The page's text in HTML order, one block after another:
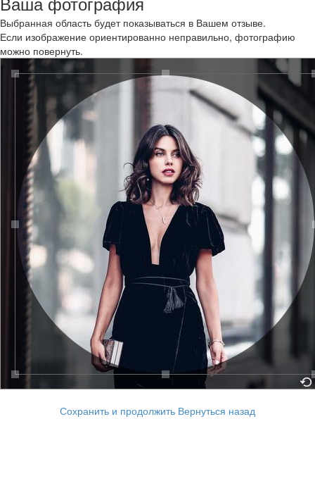
Выбранная область будет показываться в Вашем отзыве.
Если изображение ориентированно неправильно, фотографию
можно повернуть.
Сохранить и продолжить Вернуться назад